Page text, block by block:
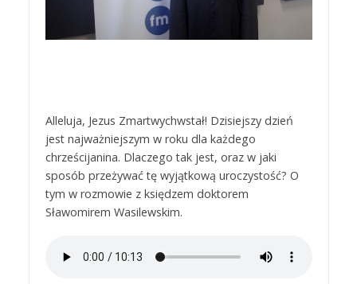
Alleluja, Jezus Zmartwychwstał! Dzisiejszy dzień
jest najważniejszym w roku dla każdego
chrześcijanina. Dlaczego tak jest, oraz w jaki
sposób przeżywać tę wyjątkową uroczystość? O
tym w rozmowie z księdzem doktorem
Sławomirem Wasilewskim.